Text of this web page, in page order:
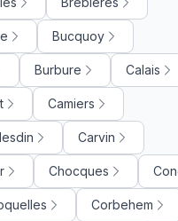
Bucquoy
Burbure Calais
Camiers
Carvin
Chocques
Corbehem